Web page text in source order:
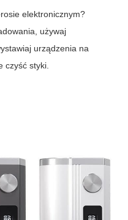
elektronicznym?
używaj
urządzenia na
czyść styki.